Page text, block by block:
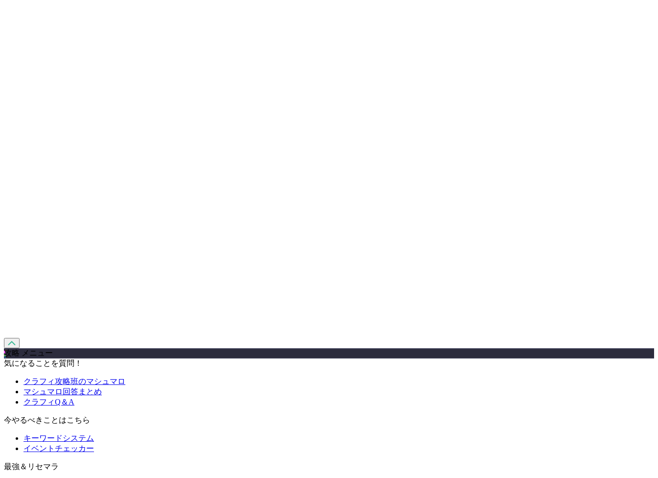
攻略 メニュー
気になることを質問！
クラフィ攻略班のマシュマロ
マシュマロ回答まとめ
クラフィQ＆A
今やるべきことはこちら
キーワードシステム
イベントチェッカー
最強＆リセマラ